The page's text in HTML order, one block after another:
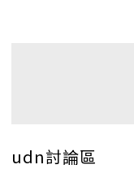
udn討論區